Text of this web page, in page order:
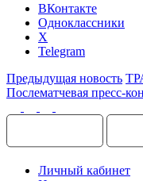
ВКонтакте
Одноклассники
X
Telegram
Предыдущая новость
Послематчевая пресс-
Личный кабинет